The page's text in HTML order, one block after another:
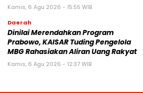
Kamis, 6 Agu 2026 - 15:55 WIB
Daerah
Dinilai Merendahkan Program
Prabowo, KAISAR Tuding Pengelola
MBG Rahasiakan Aliran Uang Rakyat
Kamis, 6 Agu 2026 - 12:37 WIB